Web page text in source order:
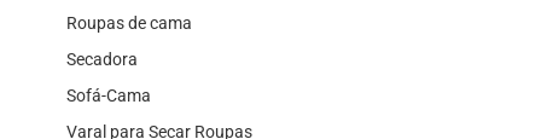
Roupas de cama
Secadora
Sofá-Cama
Varal para Secar Roupas